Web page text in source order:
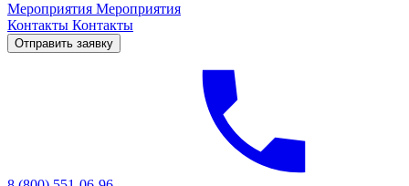
Мероприятия Мероприятия
Контакты Контакты
Отправить заявку